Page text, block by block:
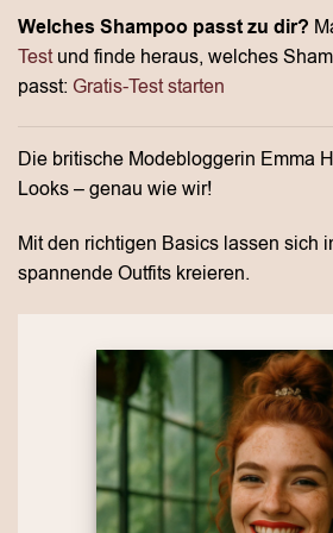
Welches Shampoo passt zu dir?
Testund finde heraus, welches
passt: Gratis-Test starten
Die britische Modebloggerin Emma
Looks – genau wie wir!
Mit den richtigen Basics lassen sich
spannende Outfits kreieren.